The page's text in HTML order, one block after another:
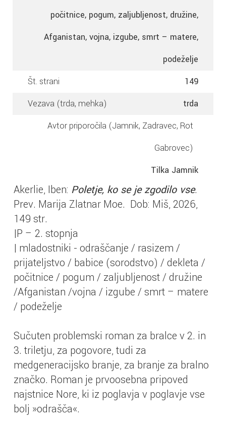
počitnice, pogum, zaljubljenost, družine,
Afganistan, vojna, izgube, smrt – matere,
podeželje
Št. strani
149
Vezava (trda, mehka)
trda
Avtor priporočila (Jamnik, Zadravec, Rot
Gabrovec)
Tilka Jamnik
Akerlie, Iben: Poletje, ko se je zgodilo vse.
Prev. Marija Zlatnar Moe. Dob: Miš, 2026,
149 str.
|P – 2. stopnja
| mladostniki - odraščanje / rasizem /
prijateljstvo / babice (sorodstvo) / dekleta /
počitnice / pogum / zaljubljenost / družine
/Afganistan /vojna / izgube / smrt – matere
/ podeželje
Sučuten problemski roman za bralce v 2. in
3. triletju, za pogovore, tudi za
medgeneracijsko branje, za branje za bralno
značko. Roman je prvoosebna pripoved
najstnice Nore, ki iz poglavja v poglavje vse
bolj »odrašča«.